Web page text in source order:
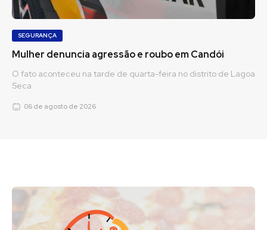
SEGURANÇA
Mulher denuncia agressão e roubo em Candói
O fato aconteceu na tarde de quarta-feira no distrito de Lagoa
Seca
06 de agosto de 2026